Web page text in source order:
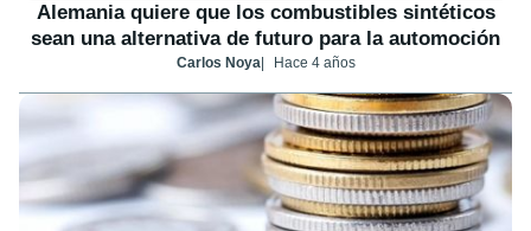
Alemania quiere que los combustibles sintéticos
sean una alternativa de futuro para la automoción
Carlos Noya Hace 4 años